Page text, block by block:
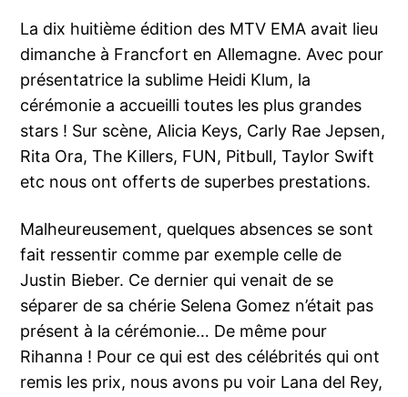
La dix huitième édition des MTV EMA avait lieu
dimanche à Francfort en Allemagne. Avec pour
présentatrice la sublime Heidi Klum, la
cérémonie a accueilli toutes les plus grandes
stars ! Sur scène, Alicia Keys, Carly Rae Jepsen,
Rita Ora, The Killers, FUN, Pitbull, Taylor Swift
etc nous ont offerts de superbes prestations.
Malheureusement, quelques absences se sont
fait ressentir comme par exemple celle de
Justin Bieber. Ce dernier qui venait de se
séparer de sa chérie Selena Gomez n’était pas
présent à la cérémonie… De même pour
Rihanna ! Pour ce qui est des célébrités qui ont
remis les prix, nous avons pu voir Lana del Rey,